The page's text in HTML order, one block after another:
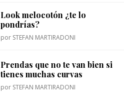
Look melocotón ¿te lo
pondrías?
por STEFAN MARTIRADONI
Prendas que no te van bien si
tienes muchas curvas
por STEFAN MARTIRADONI